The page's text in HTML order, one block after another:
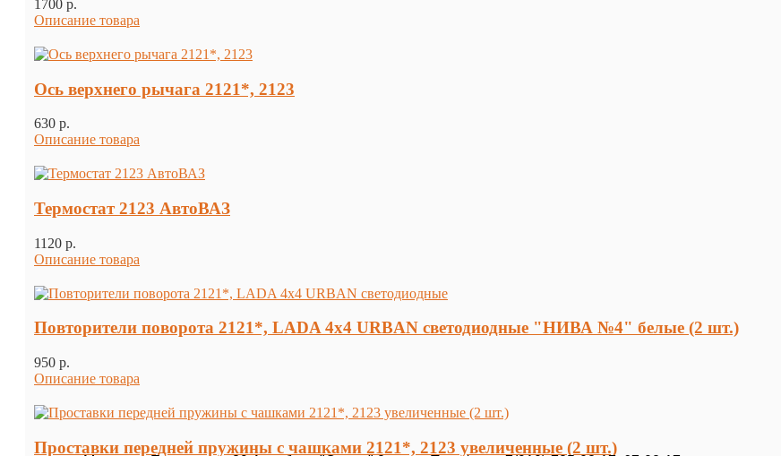
1700 p.
Описание товара
Ось верхнего рычага 2121*, 2123
630 p.
Описание товара
Термостат 2123 АвтоВАЗ
1120 p.
Описание товара
Повторители поворота 2121*, LADA 4x4 URBAN светодиодные "НИВА №4" белые (2 шт.)
950 p.
Описание товара
Проставки передней пружины с чашками 2121*, 2123 увеличенные (2 шт.)